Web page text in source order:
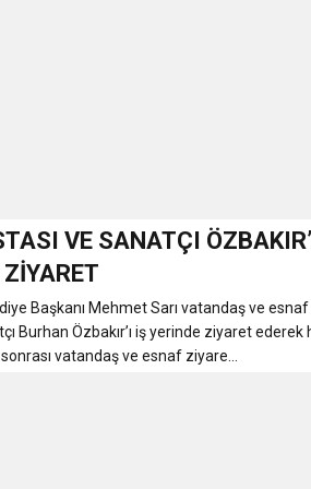
“Amasya’nın Gururları: Dereceye Giren
Festivali
listesi
VE SANATÇI
Başkanı Mehmet Sarı vatandaş ve
Burhan Özbakır’ı iş yerinde ziyaret ederek
vatandaş ve esnaf ziyare...